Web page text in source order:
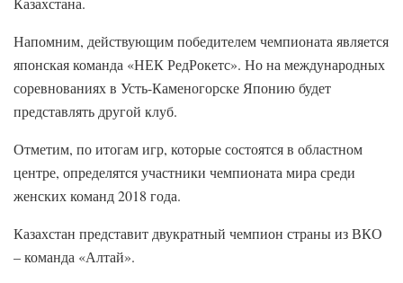
Напомним, действующим победителем чемпионата является
японская команда «НЕК РедРокетс». Но на международных
соревнованиях в Усть-Каменогорске Японию будет
представлять другой клуб.
Отметим, по итогам игр, которые состоятся в областном
центре, определятся участники чемпионата мира среди
женских команд 2018 года.
Казахстан представит двукратный чемпион страны из ВКО
– команда «Алтай».